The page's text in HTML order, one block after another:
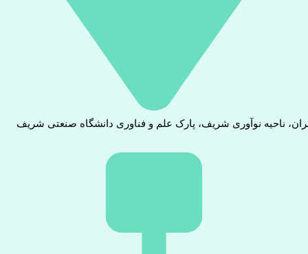
ناحیه نوآوری شریف، پارک علم و فناوری دانشگاه صنعتی شریف